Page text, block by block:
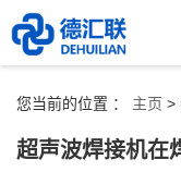
您当前的位置 ： 主页 >
超声波焊接机在